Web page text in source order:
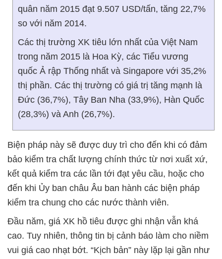
quân năm 2015 đạt 9.507 USD/tấn, tăng 22,7%
so với năm 2014.
Các thị trường XK tiêu lớn nhất của Việt Nam
trong năm 2015 là Hoa Kỳ, các Tiểu vương
quốc Ả rập Thống nhất và Singapore với 35,2%
thị phần. Các thị trường có giá trị tăng mạnh là
Đức (36,7%), Tây Ban Nha (33,9%), Hàn Quốc
(28,3%) và Anh (26,7%).
Biện pháp này sẽ được duy trì cho đến khi có đảm
bảo kiểm tra chất lượng chính thức từ nơi xuất xứ,
kết quả kiểm tra các lần tới đạt yêu cầu, hoặc cho
đến khi Ủy ban châu Âu ban hành các biện pháp
kiểm tra chung cho các nước thành viên.
Đầu năm, giá XK hồ tiêu được ghi nhận vẫn khá
cao. Tuy nhiên, thông tin bị cảnh báo làm cho niềm
vui giá cao nhạt bớt. “Kịch bản” này lặp lại gần như